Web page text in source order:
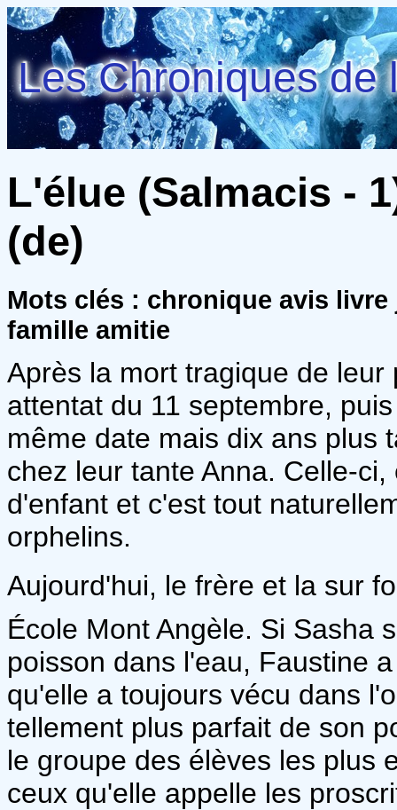
Les Chroniques de
L'élue (Salmacis -
(de)
Mots clés : chronique avis
famille amitie
Après la mort tragique de
attentat du 11 septembre,
même date mais dix ans plus
chez leur tante Anna. Celle-
d'enfant et c'est tout
orphelins.
Aujourd'hui, le frère et la sur
École Mont Angèle. Si Sasha
poisson dans l'eau, Faustine
qu'elle a toujours vécu dans
tellement plus parfait de son
le groupe des élèves les plus
ceux qu'elle appelle les